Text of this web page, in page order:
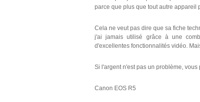
parce que plus que tout autre appareil
Cela ne veut pas dire que sa fiche
j'ai jamais utilisé grâce à une
d'excellentes fonctionnalités vidéo.
Si l'argent n'est pas un problème, vous
Canon EOS R5